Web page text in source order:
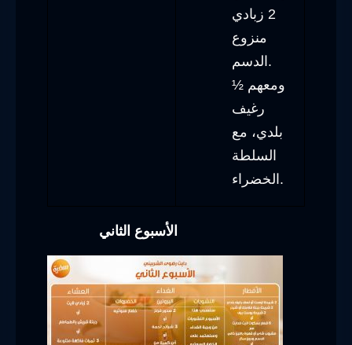
2 زبادي
منزوع
الدسم.
ومعهم ½
رغيف
بلدي، مع
السلطة
الخضراء.
الأسبوع الثاني